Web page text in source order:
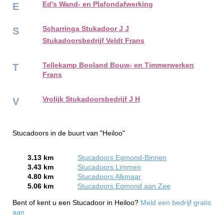
E Ed's Wand- en Plafondafwerking
S
Scharringa Stukadoor J J
Stukadoorsbedrijf Veldt Frans
T
Tellekamp Booland Bouw- en Timmerwerken
Frans
V Vrolijk Stukadoorsbedrijf J H
Stucadoors in de buurt van "Heiloo"
3.13 km
Stucadoors Egmond-Binnen
3.43 km
Stucadoors Limmen
4.80 km
Stucadoors Alkmaar
5.06 km
Stucadoors Egmond aan Zee
Bent of kent u een Stucadoor in Heiloo? Meld een bedrijf gratis
aan